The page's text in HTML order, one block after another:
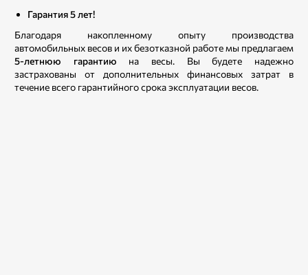
Гарантия 5 лет!
Благодаря накопленному опыту производства
автомобильных весов и их безотказной работе мы предлагаем
5-летнюю гарантию на весы. Вы будете надежно
застрахованы от дополнительных финансовых затрат в
течение всего гарантийного срока эксплуатации весов.